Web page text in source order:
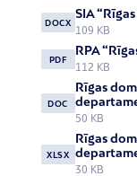
DOCX
SIA
109 KB
PDF
RPA
112 KB
DOC
Rīgas
50 KB
XLSX
Rīgas
30 KB